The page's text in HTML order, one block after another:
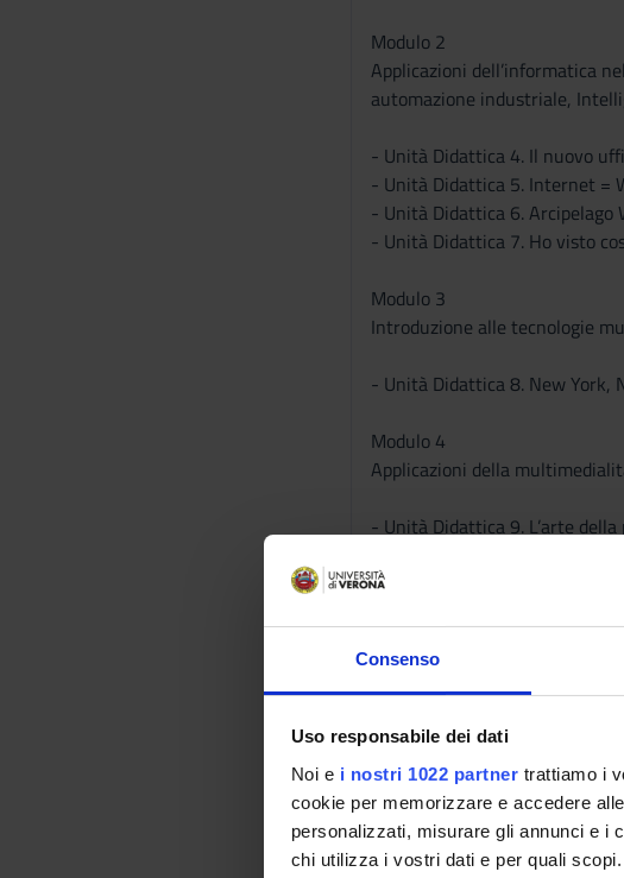
Consenso
Uso responsabile dei dati
Noi e i nostri 1022 partner trattiamo i
cookie per memorizzare e accedere
personalizzati, misurare gli annunci e i
chi utilizza i vostri dati e per quali
Modulo 2
Applicazioni dell’informatica
automazione industriale,
- Unità Didattica 4. Il nuovo
- Unità Didattica 5. Internet =
- Unità Didattica 6. Arcipelago
- Unità Didattica 7. Ho visto
Modulo 3
Introduzione alle tecnologie
- Unità Didattica 8. New York,
Modulo 4
Applicazioni della
- Unità Didattica 9. L’arte
PARTE SECONDA:
Modulo 5
Tecnologie informatiche e
- Unità Didattica 12.
Modulo 6
Dispositivi hardware per l'e-